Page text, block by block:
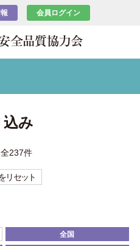
会員ログイン
み
237件
リセット
全国